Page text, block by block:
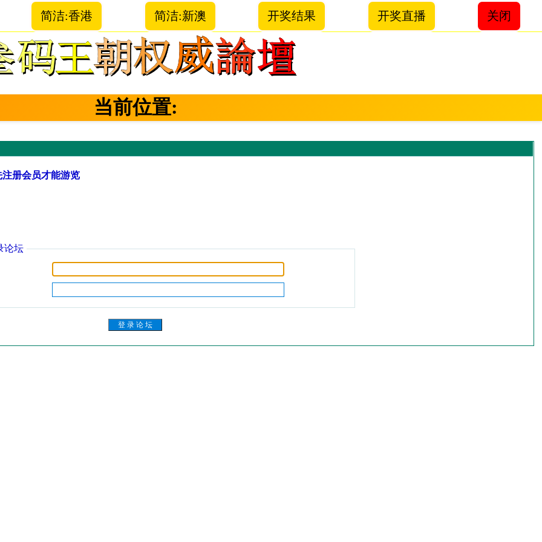
简洁:香港 简洁:新澳 开奖结果 开奖直播 关闭
当前位置:
册会员才能游览
论坛